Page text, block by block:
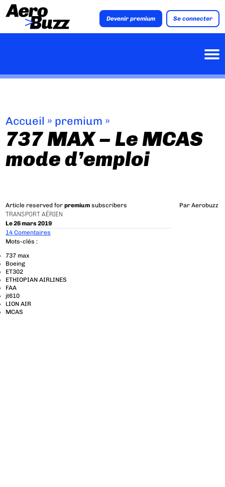
Devenir premium Se connecter
Accueil » premium »
737 MAX – Le MCAS
mode d’emploi
Article reserved forpremium subscribers
TRANSPORT AÉRIEN
Le 26 mars 2019
Par Aerobuzz
14 Comentaires
Mots-clés :
737 max
Boeing
ET302
ETHIOPIAN AIRLINES
FAA
jt610
LION AIR
MCAS